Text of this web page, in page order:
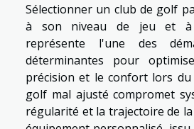
Sélectionner un club de golf
à son niveau de jeu et à
représente l'une des
déterminantes pour
précision et le confort lors du
golf mal ajusté compromet
régularité et la trajectoire de la